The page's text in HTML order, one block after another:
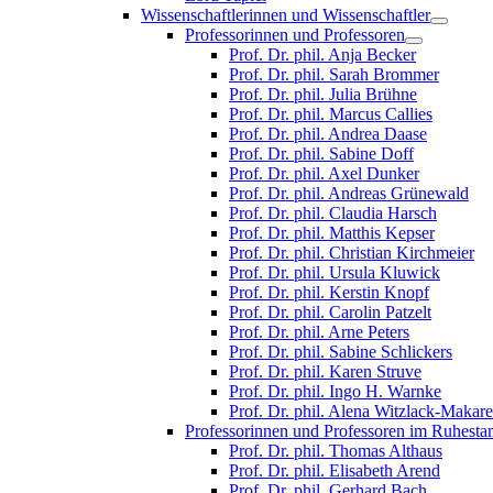
Wissenschaftlerinnen und Wissenschaftler
Professorinnen und Professoren
Prof. Dr. phil. Anja Becker
Prof. Dr. phil. Sarah Brommer
Prof. Dr. phil. Julia Brühne
Prof. Dr. phil. Marcus Callies
Prof. Dr. phil. Andrea Daase
Prof. Dr. phil. Sabine Doff
Prof. Dr. phil. Axel Dunker
Prof. Dr. phil. Andreas Grünewald
Prof. Dr. phil. Claudia Harsch
Prof. Dr. phil. Matthis Kepser
Prof. Dr. phil. Christian Kirchmeier
Prof. Dr. phil. Ursula Kluwick
Prof. Dr. phil. Kerstin Knopf
Prof. Dr. phil. Carolin Patzelt
Prof. Dr. phil. Arne Peters
Prof. Dr. phil. Sabine Schlickers
Prof. Dr. phil. Karen Struve
Prof. Dr. phil. Ingo H. Warnke
Prof. Dr. phil. Alena Witzlack-
Professorinnen und Professoren im
Prof. Dr. phil. Thomas Althaus
Prof. Dr. phil. Elisabeth Arend